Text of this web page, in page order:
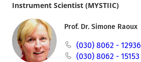
Instrument Scientist (MYSTIIC)
Prof. Dr. Simone Raoux
(030) 8062 - 12936
(030) 8062 - 15153